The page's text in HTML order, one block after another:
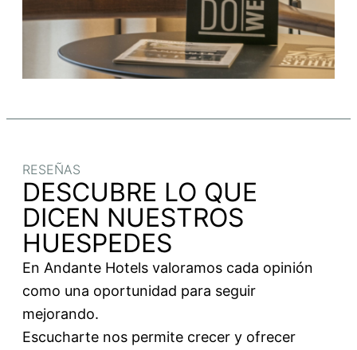
RESEÑAS
DESCUBRE LO QUE
DICEN NUESTROS
HUESPEDES
En Andante Hotels valoramos cada opinión
como una oportunidad para seguir
mejorando.
Escucharte nos permite crecer y ofrecer